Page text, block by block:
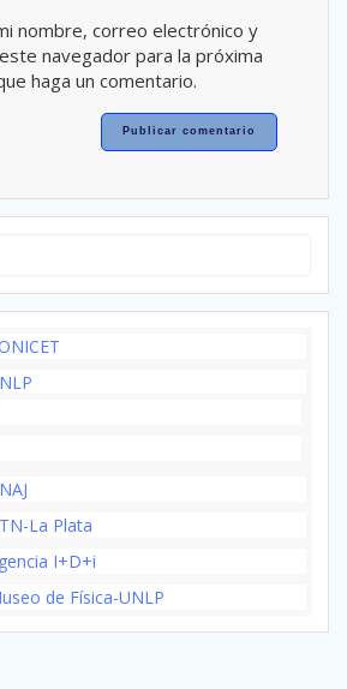
nombre, correo electrónico y
navegador para la próxima
haga un comentario.
La Plata
I+D+i
de Física-UNLP